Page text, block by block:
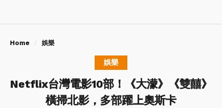
Home 娛樂
娛樂
Netflix台灣電影10部！《大濛》《雙囍》
橫掃北影，多部躍上奧斯卡